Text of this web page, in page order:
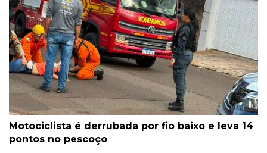
Motociclista é derrubada por fio baixo e leva 14
pontos no pescoço